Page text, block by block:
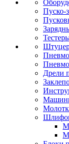
Пуско-
Дрели